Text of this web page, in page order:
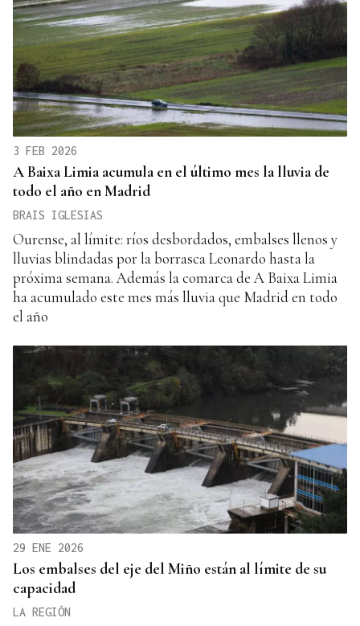
3 FEB 2026
A Baixa Limia acumula en el último mes la lluvia de
todo el año en Madrid
BRAIS IGLESIAS
Ourense, al límite: ríos desbordados, embalses llenos y
lluvias blindadas por la borrasca Leonardo hasta la
próxima semana. Además la comarca de A Baixa Limia
ha acumulado este mes más lluvia que Madrid en todo
el año
29 ENE 2026
Los embalses del eje del Miño están al límite de su
capacidad
LA REGIÓN